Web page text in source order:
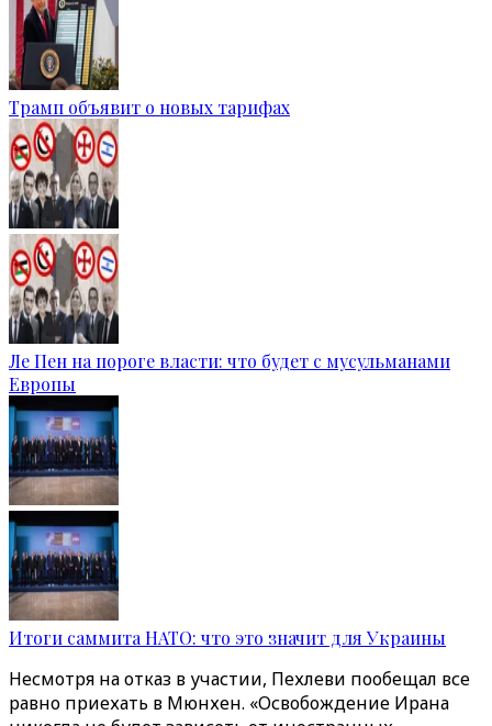
Трамп объявит о новых тарифах
Ле Пен на пороге власти: что будет с мусульманами
Европы
Итоги саммита НАТО: что это значит для Украины
Несмотря на отказ в участии, Пехлеви пообещал все
равно приехать в Мюнхен. «Освобождение Ирана